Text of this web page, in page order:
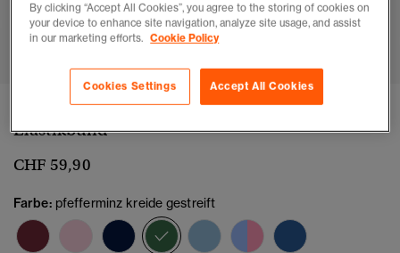
1 2 3 4
Gestreifte Hose aus Bio-Baumwolle mit
Elastikbund
CHF 59,90
Farbe: pfefferminz kreide gestreift
Ausgewählt
By clicking “Accept All Cookies”, you agree to the storing of cookies on
your device to enhance site navigation, analyze site usage, and assist
in our marketing efforts. Cookie Policy
Accept All Cookies
Cookies Settings